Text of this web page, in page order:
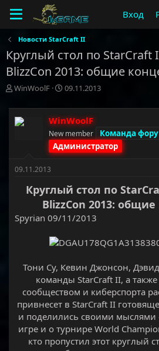
Вход
Новости StarCraft II
Круглый стол по StarCraft
BlizzCon 2013: общие
А
т
о
р
ы
WinWoolF
Д
т
а
н
а
ч
09.11.2013
WinWoolF
New member
Команда
Администратор
09.11.2013
Круглый стол по
BlizzCon 2013:
Spyrian 09/11/2013
Тони Cу, Кевин Джонсон,
команды StarCraft II, а также
сообществом и киберспорта
привнесет в StarCraft II
и поделились своими мыслями
игре и о турнире World
кто пропустил этот круглый